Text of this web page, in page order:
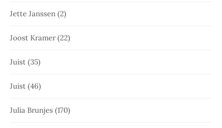
Jette Janssen (2)
Joost Kramer(22)
Juist (35)
Juist (46)
Julia Brunjes (170)